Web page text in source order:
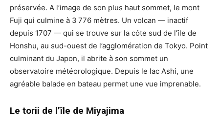
préservée. A l’image de son plus haut sommet, le mont
Fuji qui culmine à 3 776 mètres. Un volcan — inactif
depuis 1707 — qui se trouve sur la côte sud de l’île de
Honshu, au sud-ouest de l’agglomération de Tokyo. Point
culminant du Japon, il abrite à son sommet un
observatoire météorologique. Depuis le lac Ashi, une
agréable balade en bateau permet une vue imprenable.
Le torii de l’île de Miyajima